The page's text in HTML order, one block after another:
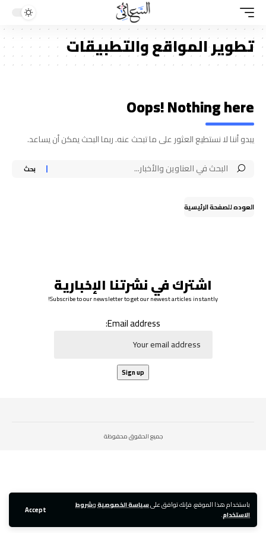
باستخدام هذا الموقع، فإنك توافق علىسياسة الخصوصيةوشروط
الاستخدام.
Accept
تطوير المواقع والتطبيقات
Oops! Nothing here
يبدو أننا لا نستطيع العثور على ما تبحث عنه. ربما البحث يمكن أن يساعد.
العوده للصفحة الرئيسية
اشترك في نشرتنا الإخبارية
Subscribe to our newsletter to get our newest articles instantly!
Email address:
جميع الحقوق محفوظة